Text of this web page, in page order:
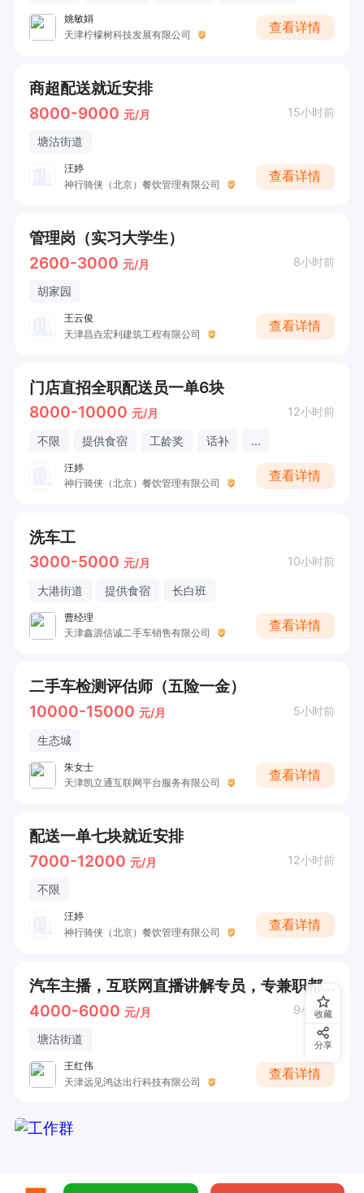
姚敏娟
天津柠檬树科技发展有限公司
查看详情
商超配送就近安排
8000-9000 元/月 15小时前
塘沽街道
汪婷
神行骑侠（北京）餐饮管理有限公司
查看详情
管理岗（实习大学生）
2600-3000 元/月 8小时前
胡家园
王云俊
天津昌垚宏利建筑工程有限公司
查看详情
门店直招全职配送员一单6块
8000-10000 元/月 12小时前
不限 提供食宿 工龄奖 话补 ...
汪婷
神行骑侠（北京）餐饮管理有限公司
查看详情
洗车工
3000-5000 元/月 10小时前
大港街道 提供食宿 长白班
曹经理
天津鑫源信诚二手车销售有限公司
查看详情
二手车检测评估师（五险一金）
10000-15000 元/月 5小时前
生态城
朱女士
天津凯立通互联网平台服务有限公司
查看详情
配送一单七块就近安排
7000-12000 元/月 12小时前
不限
汪婷
神行骑侠（北京）餐饮管理有限公司
查看详情
汽车主播，互联网直播讲解专员，专兼职都可
4000-6000 元/月 9小时前
塘沽街道
王红伟
天津远见鸿达出行科技有限公司
查看详情
收藏
分享